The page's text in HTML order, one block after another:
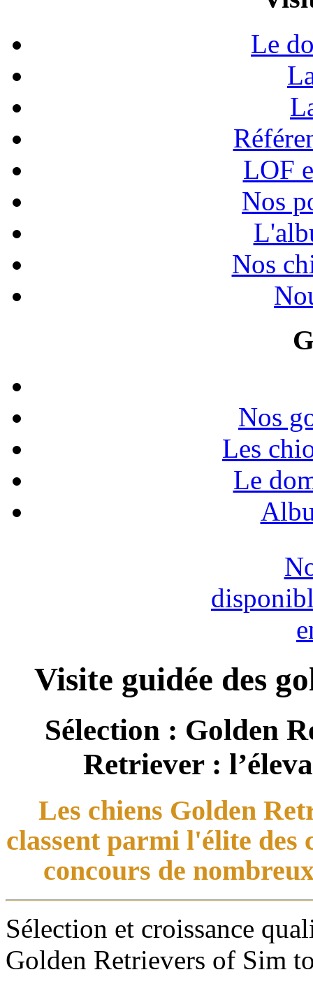
Le
LOF
Nos
Nos
Nos
Les
Le
Visite guidée des
Sélection : Golden
Retriever :
Les chiens Golden
classent parmi l'élite des
concours de
Sélection et croissance
Golden Retrievers of Sim